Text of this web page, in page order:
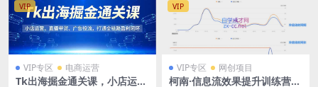
VIP
VIP专区 电商运营
Tk出海掘金通关课，小店运
VIP
VIP专区 网创项目
柯南·信息流效果提升训练营